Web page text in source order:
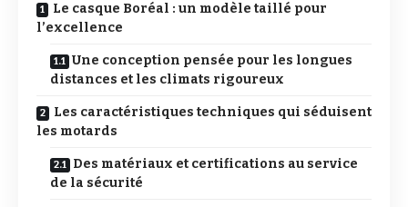
Le casque Boréal : un modèle taillé pour
l’excellence
Une conception pensée pour les longues
distances et les climats rigoureux
Les caractéristiques techniques qui séduisent
les motards
Des matériaux et certifications au service
de la sécurité